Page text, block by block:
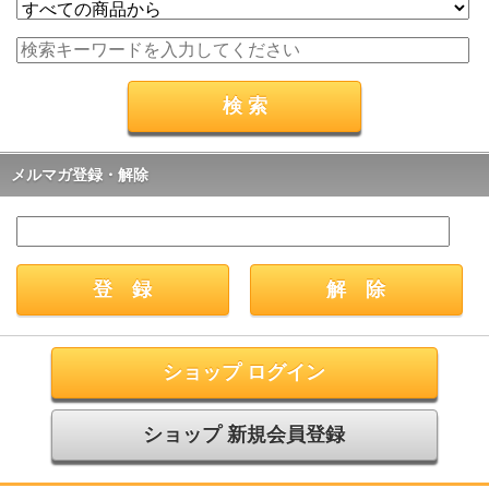
メルマガ登録・解除
ショップ ログイン
ショップ 新規会員登録